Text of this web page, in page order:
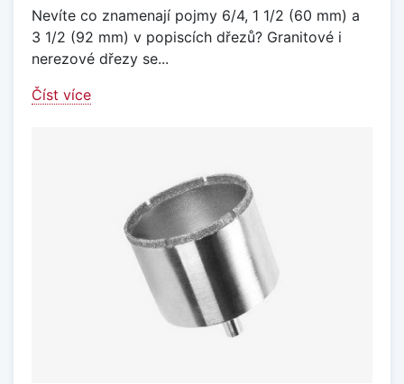
Nevíte co znamenají pojmy 6/4, 1 1/2 (60 mm) a
3 1/2 (92 mm) v popiscích dřezů? Granitové i
nerezové dřezy se...
Číst více